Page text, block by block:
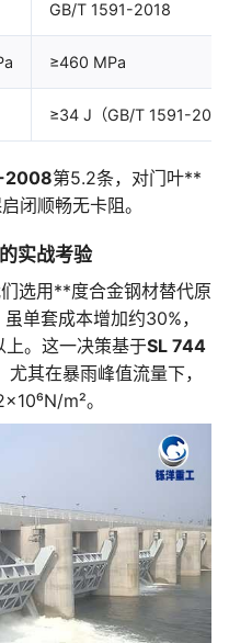
GB/T 1591-2018
≥460 MPa
≥34 J（GB/T 1591-
2008第5.2条，对门叶**
闭顺畅无卡阻。
实战考验
选用**度合金钢材替代原
单套成本增加约30%，
。这一决策基于SL 744
其在暴雨峰值流量下，
m²。